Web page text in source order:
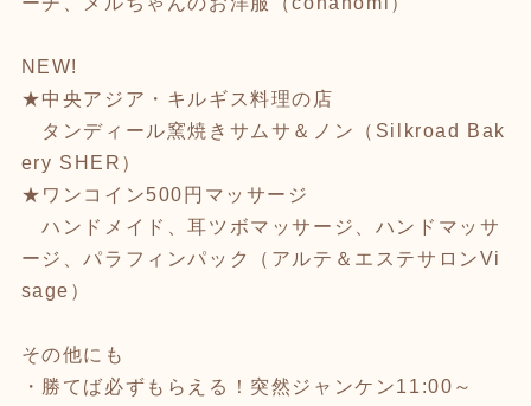
NEW!
★中央アジア・キルギス料理の店
タンディール窯焼きサムサ＆ノン（Silkroad Bak
ery SHER）
★ワンコイン500円マッサージ
ハンドメイド、耳ツボマッサージ、ハンドマッサ
ージ、パラフィンパック（アルテ＆エステサロンVi
sage）
その他にも
・勝てば必ずもらえる！突然ジャンケン11:00～